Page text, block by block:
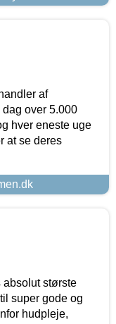
af
over 5.000
hver eneste uge
at se deres
absolut største
super gode og
hudpleje,